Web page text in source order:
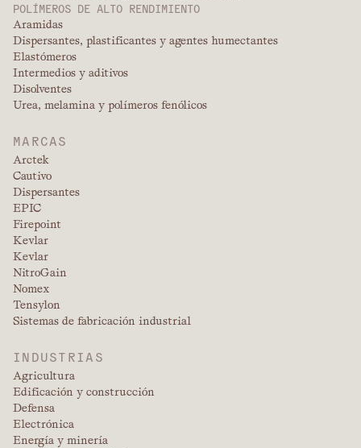
POLÍMEROS DE ALTO RENDIMIENTO
Aramidas
Dispersantes, plastificantes y agentes humectantes
Elastómeros
Intermedios y aditivos
Disolventes
Urea, melamina y polímeros fenólicos
MARCAS
Arctek
Cautivo
Dispersantes
EPIC
Firepoint
Kevlar
Kevlar
NitroGain
Nomex
Tensylon
Sistemas de fabricación industrial
INDUSTRIAS
Agricultura
Edificación y construcción
Defensa
Electrónica
Energía y minería